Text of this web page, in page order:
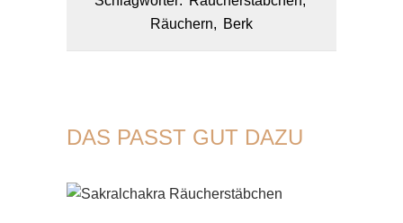
Räuchern, Berk
DAS PASST GUT DAZU